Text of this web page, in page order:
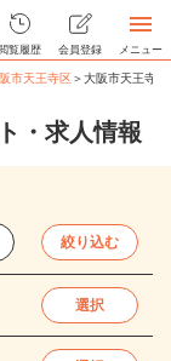
閲覧履歴 会員登録 メニュー
市天王寺区＞大阪市天王寺
・求人情報
絞り込む
選択